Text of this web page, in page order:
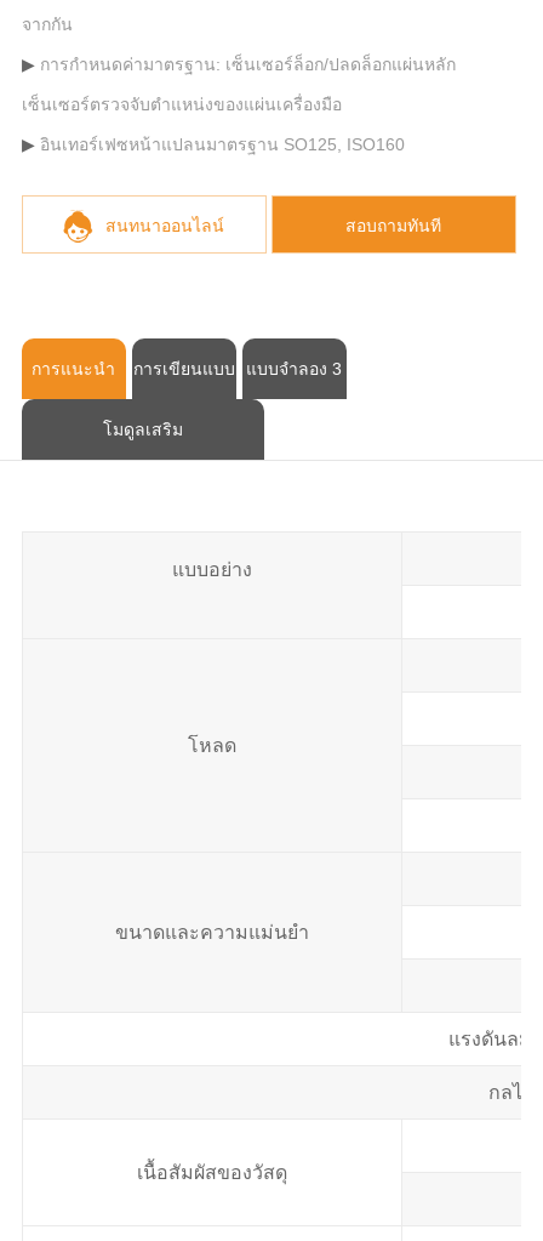
จากกัน
การกำหนดค่ามาตรฐาน: เซ็นเซอร์ล็อก/ปลดล็อกแผ่นหลัก
เซ็นเซอร์ตรวจจับตำแหน่งของแผ่นเครื่องมือ
อินเทอร์เฟซหน้าแปลนมาตรฐาน SO125, ISO160
สนทนาออนไลน์ สอบถามทันที
การแนะนำ การเขียนแบบ
CAD
แบบจำลอง 3
โมดูลเสริม
แบบอย่าง
โหลด
ขนาดและความแม่นยำ
แรงดันลม
กลไก
เนื้อสัมผัสของวัสดุ